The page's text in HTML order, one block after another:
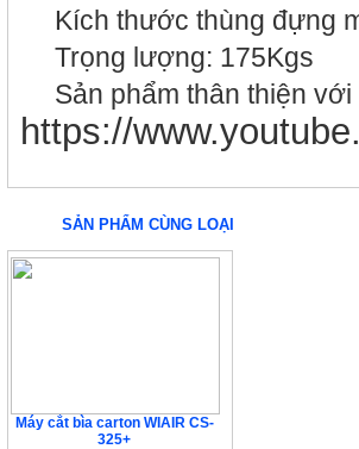
Kích thước thùng đựng
Trọng lượng: 175Kgs
Sản phẩm thân thiện
https://
SẢN PHẨM CÙNG LOẠI
Máy cắt bìa carton WIAIR CS-
325+